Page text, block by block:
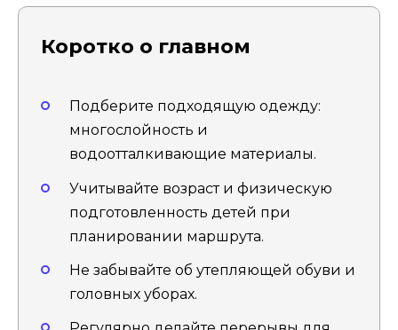
Коротко о главном
Подберите подходящую одежду:
многослойность и
водоотталкивающие материалы.
Учитывайте возраст и физическую
подготовленность детей при
планировании маршрута.
Не забывайте об утепляющей обуви и
головных уборах.